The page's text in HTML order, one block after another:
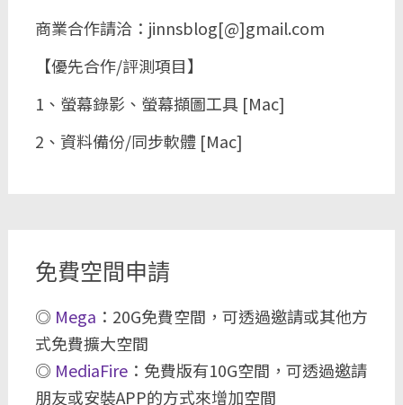
商業合作請洽：jinnsblog[@]gmail.com
【優先合作/評測項目】
1、螢幕錄影、螢幕擷圖工具 [Mac]
2、資料備份/同步軟體 [Mac]
免費空間申請
◎ Mega ：20G免費空間，可透過邀請或其他方
式免費擴大空間
◎ MediaFire：免費版有10G空間，可透過邀請
朋友或安裝APP的方式來增加空間